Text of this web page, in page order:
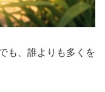
も、誰よりも多くを